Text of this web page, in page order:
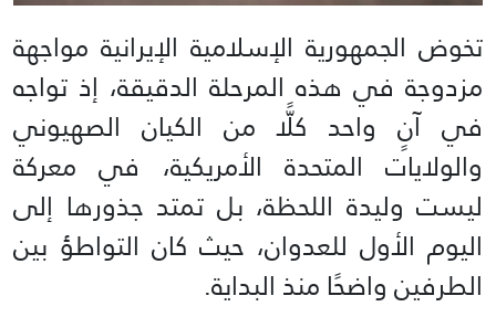
تخوض الجمهورية الإسلامية الإيرانية مواجهة
مزدوجة في هذه المرحلة الدقيقة، إذ تواجه
في آنٍ واحد كلًّا من الكيان الصهيوني
والولايات المتحدة الأمريكية، في معركة
ليست وليدة اللحظة، بل تمتد جذورها إلى
اليوم الأول للعدوان، حيث كان التواطؤ بين
الطرفين واضحًا منذ البداية.